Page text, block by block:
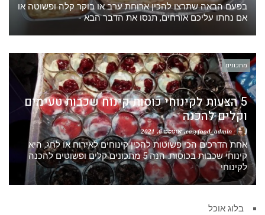
בפעם הבאה שתרצו להכין ארוחת ערב או בוקר קלה ופשוטה או
אם נחתו עליכם אורחים, תנסו את הדבר הבא -
מתכונים
5 הצעות לקינוחי כוסות קינוח שכבות טעימים
וקלים להכנה
easyfood_admin אוגוסט 6, 2021
אחת הדרכים הכי פשוטות להכין קינוחים לאירוח או לחג, היא
קינוחי שכבות בכוסות. הנה 5 מתכונים קלים ופשוטים להכנה
לקינוחי
בלוג אוכל